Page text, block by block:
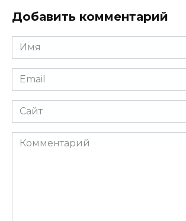
Добавить комментарий
Имя
*
Email
*
Сайт
Комментарий